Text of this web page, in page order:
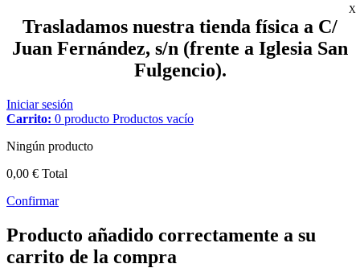
Trasladamos nuestra tienda física a C/
Juan Fernández, s/n (frente a Iglesia San
Fulgencio).
X
Iniciar sesión
Carrito: 0 producto Productos vacío
Ningún producto
0,00 € Total
Confirmar
Producto añadido correctamente a su
carrito de la compra